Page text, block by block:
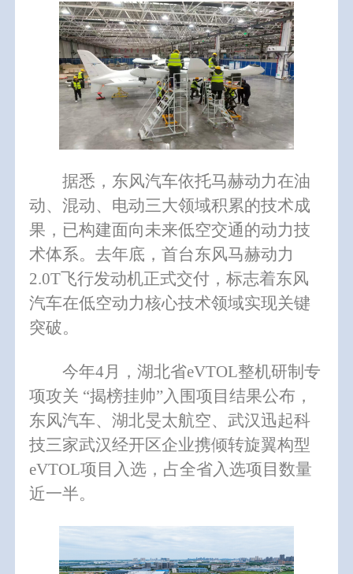
据悉，东风汽车依托马赫动力在油
动、混动、电动三大领域积累的技术成
果，已构建面向未来低空交通的动力技
术体系。去年底，首台东风马赫动力
2.0T飞行发动机正式交付，标志着东风
汽车在低空动力核心技术领域实现关键
突破。
今年4月，湖北省eVTOL整机研制专
项攻关 “揭榜挂帅”入围项目结果公布，
东风汽车、湖北旻太航空、武汉迅起科
技三家武汉经开区企业携倾转旋翼构型
eVTOL项目入选，占全省入选项目数量
近一半。